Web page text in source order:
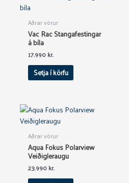
Aðrar vörur
Vac Rac Stangafestingar
á bíla
17.990kr.
Setja í körfu
Aðrar vörur
Aqua Fokus Polarview
Veiðigleraugu
23.990kr.